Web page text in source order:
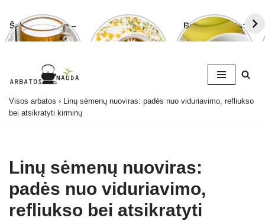
Šalavijo arbata –
ligoms gydyti ir
Ramunėlių
arbata pagelbės
Bananų arbata:
kuo ji naudinga
to
Visos arbatos › Linų sėmenų nuoviras: padės nuo viduriavimo, refliukso
bei atsikratyti kirminų
Linų sėmenų nuoviras:
padės nuo viduriavimo,
refliukso bei atsikratyti